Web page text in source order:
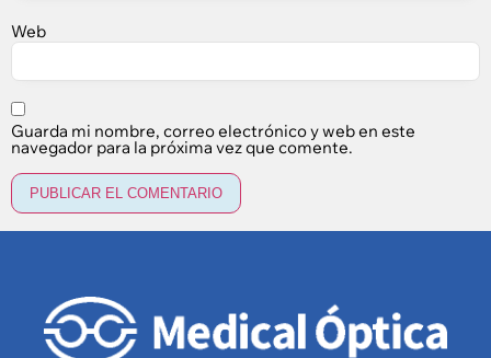
Web
Guarda mi nombre, correo electrónico y web en este
navegador para la próxima vez que comente.